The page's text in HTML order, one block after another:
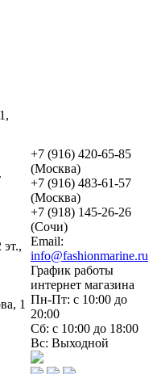
1
+7 (916) 420-65-85
(Москва)
+7 (916) 483-61-57
(Москва)
+7 (918) 145-26-26
(Сочи)
Email:
info@fashionmarine.ru
График работы
интернет магазина
Пн-Пт: с 10:00 до
20:00
Сб: с 10:00 до 18:00
Вс: Выходной